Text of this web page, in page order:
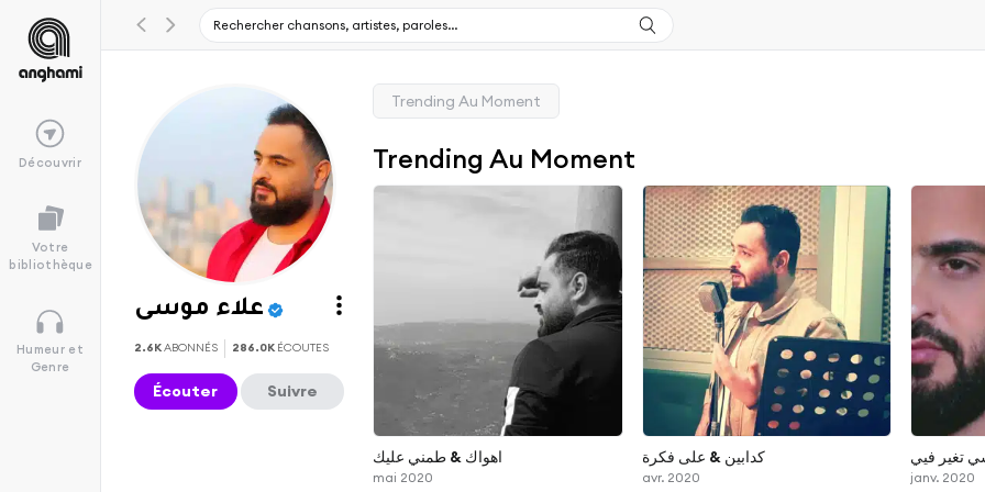
Découvrir
Votre
bibliothèque
Humeur et
Genre
علاء موسى
2.6KABONNÉS 286.0K ÉCOUTES
Écouter Suivre
Trending Au Moment
Trending Au Moment
اهواك & طمني عليك
mai 2020
كدابين & على فكرة
avr. 2020
تغير فيي
janv. 2020